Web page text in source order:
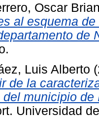
Oscar
al esquema
de
Luis Alberto
de la
del municipio
Universidad